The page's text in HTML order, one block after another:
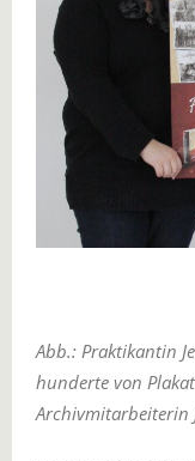
Abb.: Praktikantin
hunderte von
Archivmitarbeiterin